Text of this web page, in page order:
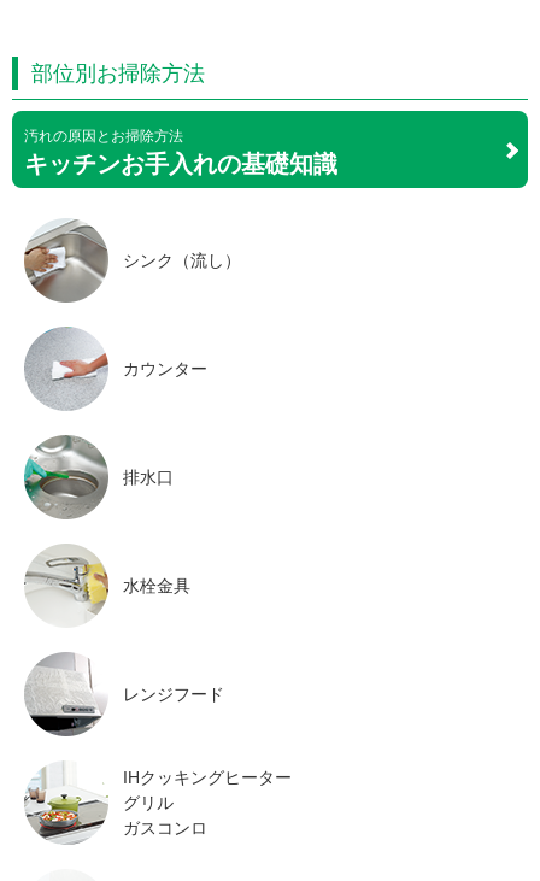
部位別お掃除方法
汚れの原因とお掃除方法
キッチンお手入れの基礎知識
シンク（流し）
カウンター
排水口
水栓金具
レンジフード
IHクッキングヒーター
グリル
ガスコンロ